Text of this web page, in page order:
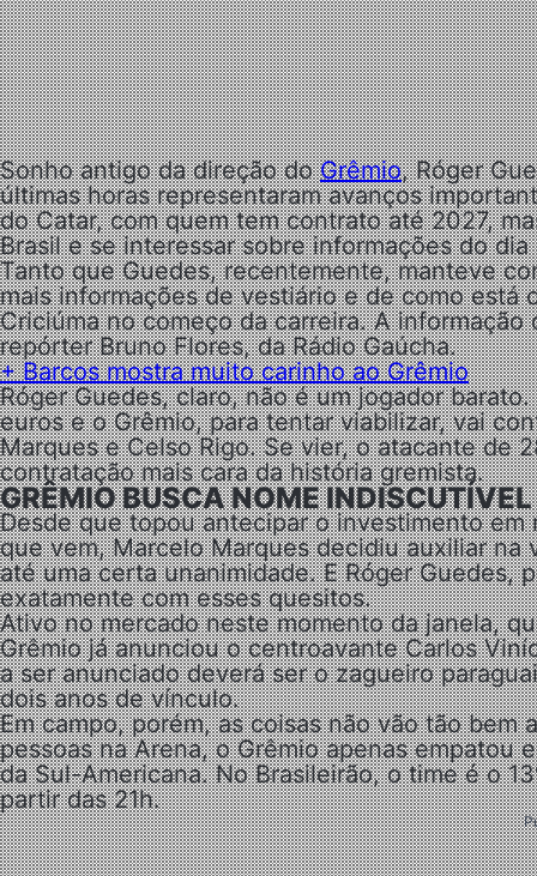
Sonho antigo da direção doGrêmio, Róger
últimas horas representaram avanços
do Catar, com quem tem contrato até 2027,
Brasil e se interessar sobre informações do
Tanto que Guedes, recentemente, manteve
mais informações de vestiário e de como está
Criciúma no começo da carreira. A
repórter Bruno Flores, da Rádio Gaúcha.
+Barcos mostra muito carinho ao Grêmio
Róger Guedes, claro, não é um jogador
euros e o Grêmio, para tentar viabilizar, vai
Marques e Celso Rigo. Se vier, o atacante de
contratação mais cara da história gremista.
GRÊMIO BUSCA NOME INDISCUTÍVEL
Desde que topou antecipar o investimento
que vem, Marcelo Marques decidiu auxiliar
até uma certa unanimidade. E Róger
exatamente com esses quesitos.
Ativo no mercado neste momento da janela,
Grêmio já anunciou o centroavante Carlos
a ser anunciado deverá ser o zagueiro
dois anos de vínculo.
Em campo, porém, as coisas não vão tão
pessoas na Arena, o Grêmio apenas empatou
da Sul-Americana. No Brasileirão, o time é o
partir das 21h.